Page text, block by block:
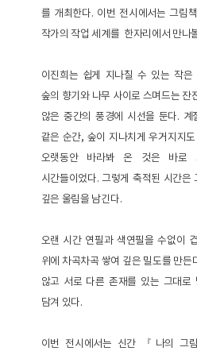
를 개최한다. 이번 전시에서는 그림
작가의 작업 세계를 한자리에서 만나
이진희는 쉽게 지나칠 수 있는 작은
숲의 향기와 나무 사이로 스며드는 잔
않은 중간의 풍경에 시선을 둔다.
같은 순간, 숲이 지나치게 우거지지
오랫동안 바라봐 온 것은 바로
시간들이었다. 그렇게 축적된 시간은
깊은 울림을 남긴다.
오랜 시간 연필과 색연필을 수없이
위에 차곡차곡 쌓여 깊은 밀도를 만든
않고 서로 다른 존재를 있는 그대로
담겨 있다.
이번 전시에서는 신간 『나의 그